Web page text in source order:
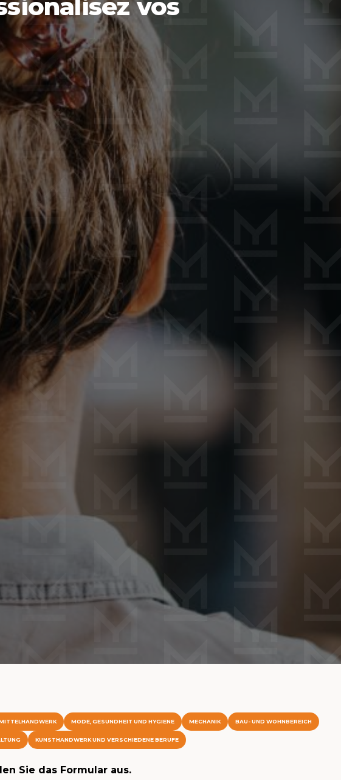
vos
MODE, GESUNDHEIT UND HYGIENE MECHANIK BAU- UND WOHNBEREICH
KUNSTHANDWERK UND VERSCHIEDENE BERUFE
Sie das Formular aus.